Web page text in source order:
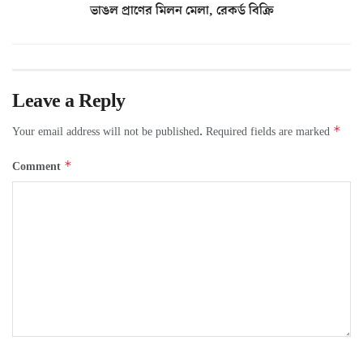
ভাঙল প্রাণের মিলন মেলা, রেকর্ড বিক্রি
Leave a Reply
Your email address will not be published. Required fields are marked *
Comment *